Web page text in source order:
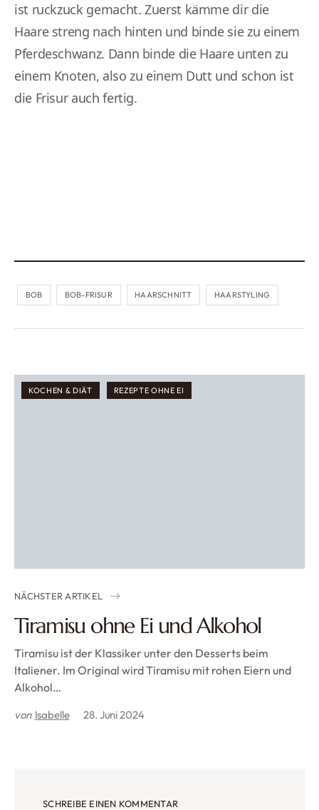
ist ruckzuck gemacht. Zuerst kämme dir die
Haare streng nach hinten und binde sie zu einem
Pferdeschwanz. Dann binde die Haare unten zu
einem Knoten, also zu einem Dutt und schon ist
die Frisur auch fertig.
BOB BOB-FRISUR HAARSCHNITT HAARSTYLING
KOCHEN & DIÄT REZEPTE OHNE EI
NÄCHSTER ARTIKEL
Tiramisu ohne Ei und Alkohol
Tiramisu ist der Klassiker unter den Desserts beim
Italiener. Im Original wird Tiramisu mit rohen Eiern und
Alkohol…
von Isabelle 28. Juni 2024
SCHREIBE EINEN KOMMENTAR